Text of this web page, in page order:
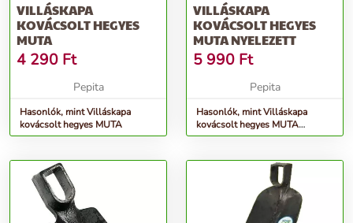
VILLÁSKAPA
KOVÁCSOLT HEGYES
MUTA
4 290 Ft
Pepita
Hasonlók, mint Villáskapa
kovácsolt hegyes MUTA
VILLÁSKAPA
KOVÁCSOLT HEGYES
MUTA NYELEZETT
5 990 Ft
Pepita
Hasonlók, mint Villáskapa
kovácsolt hegyes MUTA
NYELEZETT